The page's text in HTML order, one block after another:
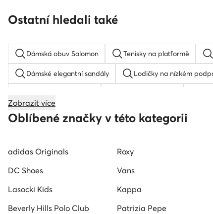
Ostatní hledali také
Dámská obuv Salomon Tenisky na platformě
Dámské elegantní sandály Lodičky na nízkém
Dětské tenisky Reebok Club C 85 Boty k
Zobrazit více
Oblíbené značky v této kategorii
adidas Originals Roxy
DC Shoes
Vans
Lasocki Kids
Kappa
Beverly Hills Polo Club
Patrizia Pepe